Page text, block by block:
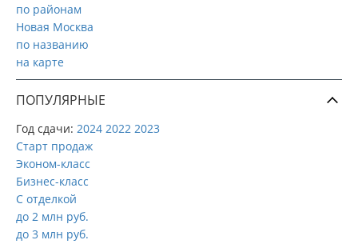
по районам
Новая Москва
по названию
на карте
ПОПУЛЯРНЫЕ
Год сдачи: 2024 2022 2023
Старт продаж
Эконом-класс
Бизнес-класс
С отделкой
до 2 млн руб.
до 3 млн руб.